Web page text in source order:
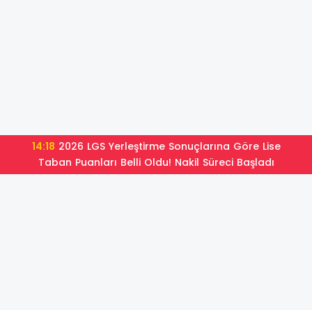
14:18
Taban Puanları Belli Oldu! Nakil Süreci Başladı